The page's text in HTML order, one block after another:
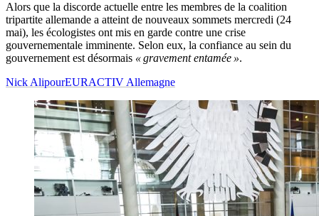
Alors que la discorde actuelle entre les membres de la coalition
tripartite allemande a atteint de nouveaux sommets mercredi (24
mai), les écologistes ont mis en garde contre une crise
gouvernementale imminente. Selon eux, la confiance au sein du
gouvernement est désormais « gravement entamée ».
Nick AlipourEURACTIV Allemagne